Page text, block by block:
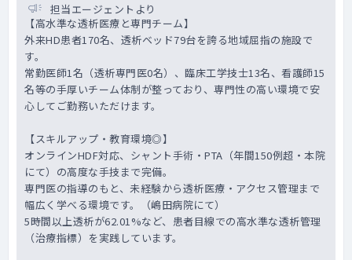
担当エージェントより
【高水準な透析医療と専門チーム】
外来HD患者170名、透析ベッド79台を誇る地域屈指の施設で
す。
常勤医師1名（透析専門医0名）、臨床工学技士13名、看護師15
名等の手厚いチーム体制が整っており、専門性の高い環境で安
心してご勤務いただけます。
【スキルアップ・教育環境◎】
オンラインHDF対応、シャント手術・PTA（年間150例超・本院
にて）の高度な手技まで完備。
専門医の指導のもと、未経験から透析医療・アクセス管理まで
幅広く学べる環境です。（嶋田病院にて）
5時間以上透析が62.01%など、患者目線での高水準な透析管理
（治療指標）を実践しています。